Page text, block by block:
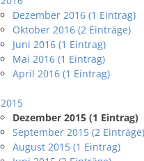
Dezember 2016 (1 Eintrag)
Oktober 2016 (2 Einträge)
Juni 2016 (1 Eintrag)
Mai 2016 (1 Eintrag)
April 2016 (1 Eintrag)
2015
Dezember 2015 (1 Eintrag)
September 2015 (2 Einträge)
August 2015 (1 Eintrag)